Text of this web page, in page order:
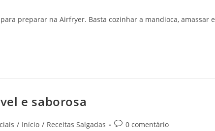
preparar na Airfryer. Basta cozinhar a mandioca, amassar e
e saborosa
/ Início / Receitas Salgadas 0 comentário